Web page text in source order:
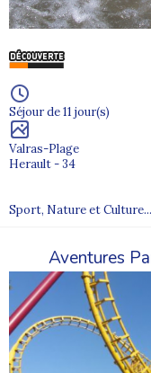
Séjour de 11 jour(s)
Valras-Plage
Herault - 34
Sport, Nature et
Aventures